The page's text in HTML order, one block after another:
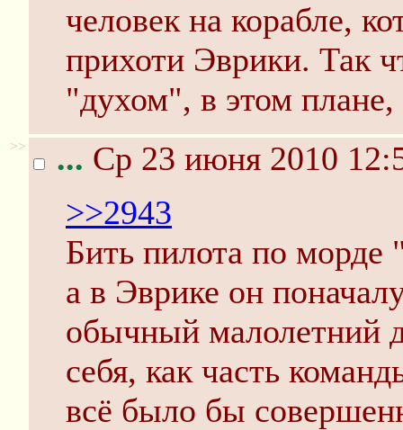
человек на корабле,
прихоти Эврики. Так
"духом", в этом
>> ... Ср 23 июня 2010
>>2943
Бить пилота по морде
а в Эврике он
обычный малолетний
себя, как часть
всё было бы